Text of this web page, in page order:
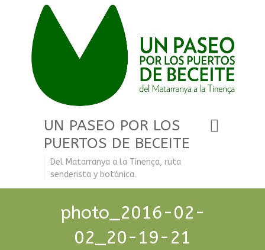
UN PASEO POR LOS
PUERTOS DE BECEITE
Del Matarranya a la Tinença, ruta
senderista y botánica.
photo_2016-02-
02_20-19-21